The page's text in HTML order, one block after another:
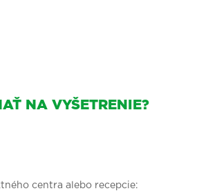
NA VYŠETRENIE?
centra alebo recepcie: